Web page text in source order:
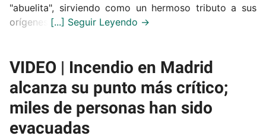
"abuelita", sirviendo como un hermoso tributo a sus
orígenes.
VIDEO | Incendio en Madrid
alcanza su punto más crítico;
miles de personas han sido
evacuadas